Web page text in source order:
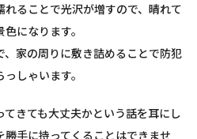
ることで光沢が増すので、晴れて
になります。
家の周りに敷き詰めることで防犯
しゃいます。
きても大丈夫かという話を耳にし
手に持ってくることはできませ